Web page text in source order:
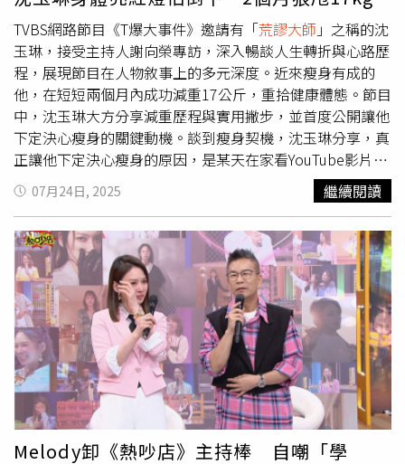
水腫到三軍總醫院掛急診，後來直接轉入加護病房，且呈現
昏迷狀態。據悉，沈玉琳本身就患有B型肝炎，因此更容易
引發嚴重併發症。針對沈玉琳的健康狀況，其助理澄清，目
前僅為身體不適前往醫院檢查，並未進入加護病房。至於手
上的綜藝節目《11點熱吵店》後續拍攝與播出情形，助理表
示將視其健康情況而定，電視台則透露本周將停棚，一切以
沈玉琳的身體狀況為優先。
TVBS網路節目《T爆大事件》邀請有「荒謬大師 」之稱的沈
玉琳，接受主持人謝向榮專訪，深入暢談人生轉折與心路歷
程，展現節目在人物敘事上的多元深度。近來瘦身有成的
他，在短短兩個月內成功減重17公斤，重拾健康體態。節目
中，沈玉琳大方分享減重歷程與實用撇步，並首度公開讓他
下定決心瘦身的關鍵動機。談到瘦身契機，沈玉琳分享，真
正讓他下定決心瘦身的原因，是某天在家看YouTube影片，
意外發現許多專家推薦「超慢跑」運動。當時的他體重已超
過80公斤，體脂偏高、肝功能數值也亮紅燈，健康狀況令人
堪憂。他說：「小孩才10歲，我不能倒下，得活久一點。」
於是他開始實行168間歇性斷食，搭配超慢跑運動，再加上
嚴格控管飲食，減少碳水攝取、徹底戒掉糖這個「毒藥」。
談到動力來源，沈玉琳語出驚人地表示，老婆與女兒就是他
最強大的推力。他直言不諱：「講得現實一點，萬一哪天我
不小心沒氣了，老婆可能就會帶著我龐大的家產，去養一個
男人，組新的家庭。」他誇張表示：「午夜夢迴想到這件
事，我就坐立難安。」正是這樣的「未雨綢繆」，讓他立下
活到100歲的目標，也成為他堅持自律生活的最大動能。雖
然如今已是身價破億的主持人，沈玉琳坦言，自己也曾經有
過低潮期。他回憶早期擔任製作人最風光的時候，手上同時
07月24日, 2025 繼續閱讀
Melody卸《熱吵店》主持棒 自嘲「學